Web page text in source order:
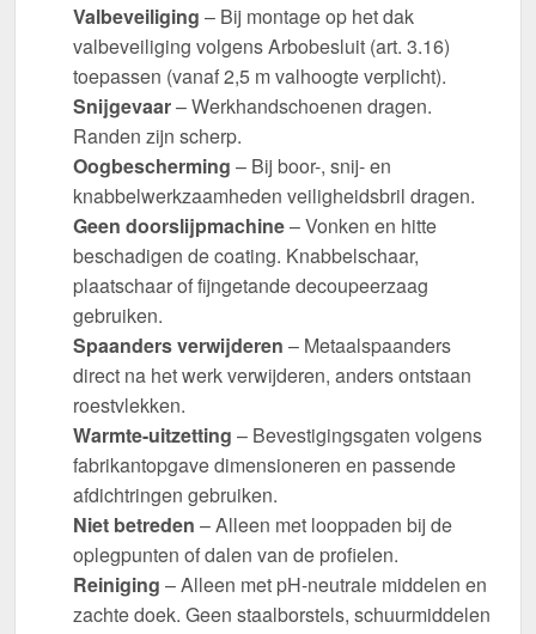
Valbeveiliging – Bij montage op het dak
valbeveiliging volgens Arbobesluit (art. 3.16)
toepassen (vanaf 2,5 m valhoogte verplicht).
Snijgevaar– Werkhandschoenen dragen.
Randen zijn scherp.
Oogbescherming – Bij boor-, snij- en
knabbelwerkzaamheden veiligheidsbril dragen.
Geen doorslijpmachine– Vonken en hitte
beschadigen de coating. Knabbelschaar,
plaatschaar of fijngetande decoupeerzaag
gebruiken.
Spaanders verwijderen – Metaalspaanders
direct na het werk verwijderen, anders ontstaan
roestvlekken.
Warmte-uitzetting – Bevestigingsgaten volgens
fabrikantopgave dimensioneren en passende
afdichtringen gebruiken.
Niet betreden – Alleen met looppaden bij de
oplegpunten of dalen van de profielen.
Reiniging – Alleen met pH-neutrale middelen en
zachte doek. Geen staalborstels, schuurmiddelen